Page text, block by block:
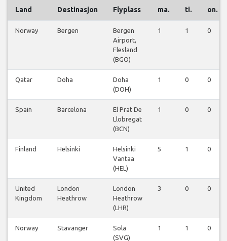
Land Destinasjon Flyplass ma. ti. on.
Norway Bergen
Bergen
Airport,
Flesland
(BGO)
1 1 0
Qatar Doha
Doha
(DOH)
1 0 0
Spain Barcelona
El Prat De
Llobregat
(BCN)
1 0 0
Finland Helsinki
Helsinki
Vantaa
(HEL)
5 1 0
United
Kingdom
London
Heathrow
London
Heathrow
(LHR)
3 0 0
Norway Stavanger
Sola
(SVG)
1 1 0